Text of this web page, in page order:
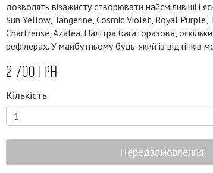
дозволять візажисту створювати найсміливіші і
Sun Yellow, Tangerine, Cosmic Violet, Royal Purple,
Chartreuse, Azalea. Палітра багаторазова,
рефілерах. У майбутньому будь-який із відтінків
2 700 грн
Кількість
Передзамовлення